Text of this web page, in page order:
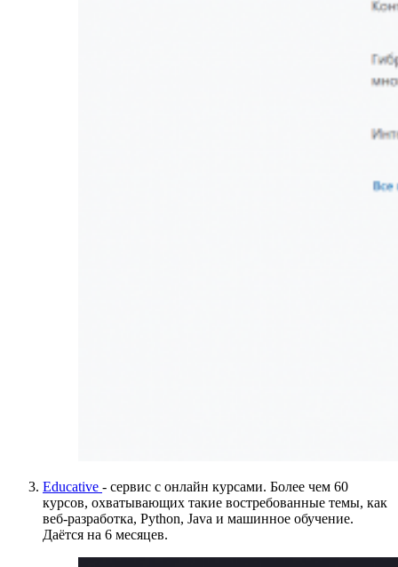
Educative - сервис с онлайн курсами. Более чем 60
курсов, охватывающих такие востребованные темы, как
веб-разработка, Python, Java и машинное обучение.
Даётся на 6 месяцев.